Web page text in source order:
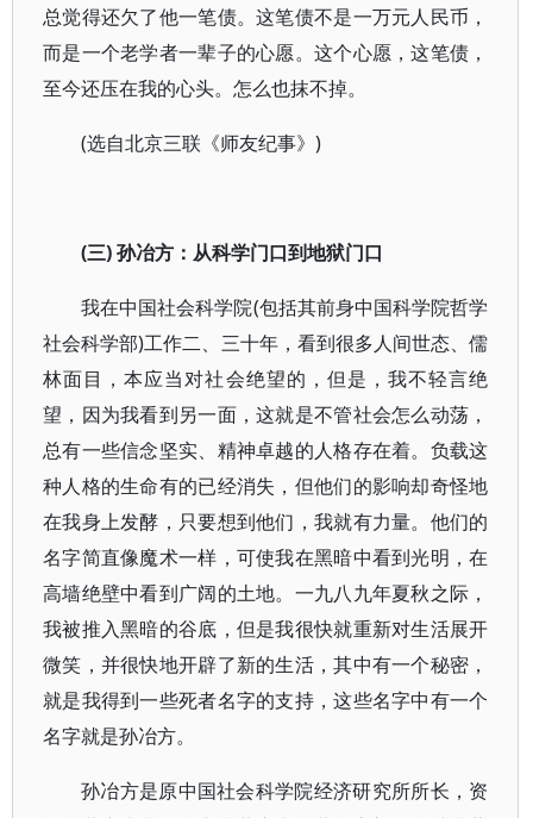
总觉得还欠了他一笔债。这笔债不是一万元人民币，
而是一个老学者一辈子的心愿。这个心愿，这笔债，
至今还压在我的心头。怎么也抹不掉。
(选自北京三联《师友纪事》)
(三) 孙冶方：从科学门口到地狱门口
我在中国社会科学院(包括其前身中国科学院哲学
社会科学部)工作二、三十年，看到很多人间世态、儒
林面目，本应当对社会绝望的，但是，我不轻言绝
望，因为我看到另一面，这就是不管社会怎么动荡，
总有一些信念坚实、精神卓越的人格存在着。负载这
种人格的生命有的已经消失，但他们的影响却奇怪地
在我身上发酵，只要想到他们，我就有力量。他们的
名字简直像魔术一样，可使我在黑暗中看到光明，在
高墙绝壁中看到广阔的土地。一九八九年夏秋之际，
我被推入黑暗的谷底，但是我很快就重新对生活展开
微笑，并很快地开辟了新的生活，其中有一个秘密，
就是我得到一些死者名字的支持，这些名字中有一个
名字就是孙冶方。
孙冶方是原中国社会科学院经济研究所所长，资